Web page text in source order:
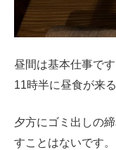
昼間は基本仕事です
11時半に昼食が来
夕方にゴミ出しの
すことはないです。